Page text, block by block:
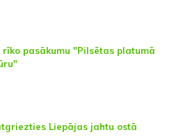
rīko pasākumu "Pilsētas platumā
Liepājas jahtu ostā